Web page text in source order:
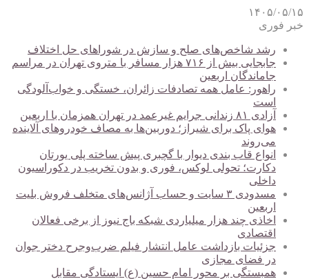
۱۴۰۵/۰۵/۱۵
خبر فوری
رشد شاخص‌های صلح و سازش در شوراهای حل اختلاف
جابجایی بیش از ۷۱۶ هزار مسافر با متروی تهران در مراسم
جاماندگان اربعین
راهور: عامل همه تصادفات زائران، خستگی و خواب‌آلودگی
است
آزادی ۸۱ زندانی جرایم غیرعمد در تهران همزمان با اربعین
هوای پاک برای شیراز؛ دوربین‌ها به مصاف خودروهای آلاینده
می‌روند
انواع قاب بندی دیوار با گچبری پیش ساخته پلی یورتان
دکارت؛ تحولی لوکس، فوری و بدون تخریب در دکوراسیون
داخلی
مسدودی ۳ سایت و حساب آژانس‌های متخلف فروش بلیت
اربعین
اخاذی چند هزار میلیاردی شبکه باج نیوز از برخی فعالان
اقتصادی
جزئیات بازداشت عامل انتشار فیلم ضرب‌وجرح دختر جوان
در فضای مجازی
همبستگی بر محور امام حسین (ع) ایستادگی مقابل